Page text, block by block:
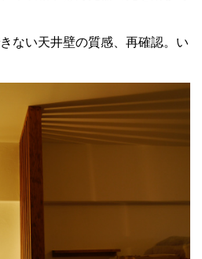
ない天井壁の質感、再確認。い